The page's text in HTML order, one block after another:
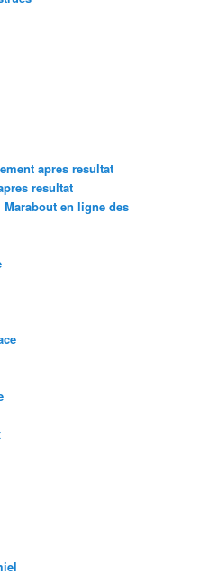
apres resultat
resultat
en ligne des